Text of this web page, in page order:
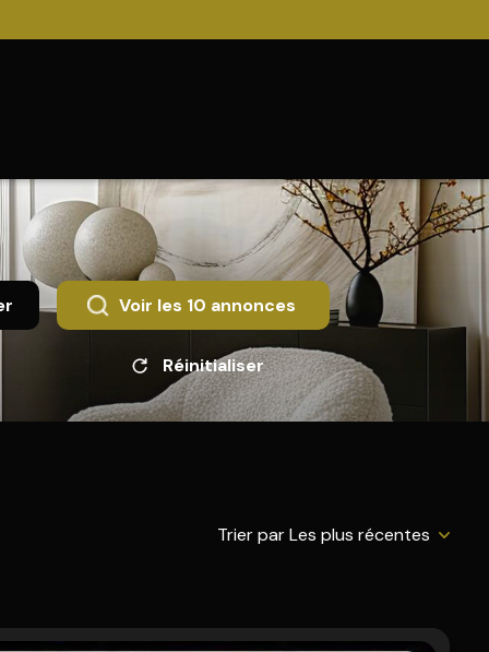
Voir les 10 annonces
Réinitialiser
Trier par Les plus récentes